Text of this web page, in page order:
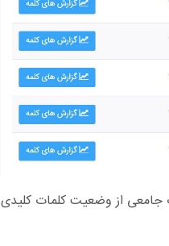
جامعی از وضعیت کلمات کلیدی